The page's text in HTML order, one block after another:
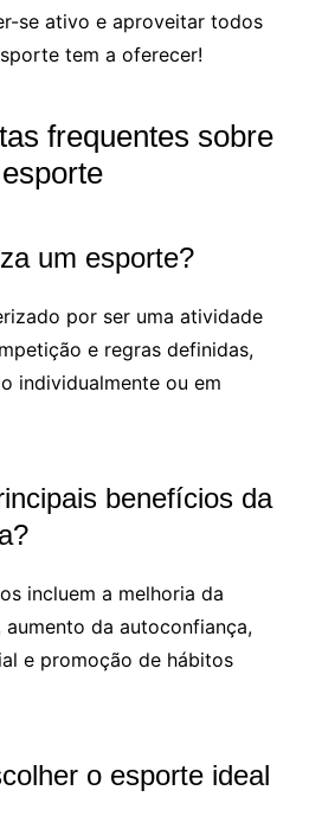
se ativo e aproveitar todos
tem a oferecer!
frequentes sobre
um esporte?
por ser uma atividade
e regras definidas,
individualmente ou em
benefícios da
incluem a melhoria da
aumento da autoconfiança,
e promoção de hábitos
o esporte ideal